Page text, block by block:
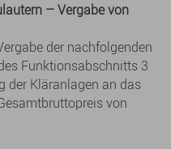
– Vergabe von
der nachfolgenden
Funktionsabschnitts 3
der Kläranlagen an das
von